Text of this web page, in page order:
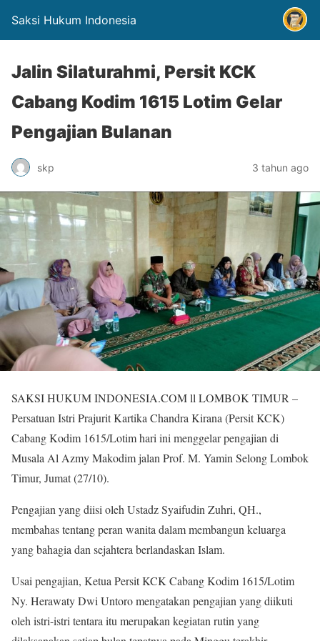
Saksi Hukum Indonesia
Jalin Silaturahmi, Persit KCK
Cabang Kodim 1615 Lotim Gelar
Pengajian Bulanan
skp 3 tahun ago
SAKSI HUKUM INDONESIA.COM ll LOMBOK TIMUR –
Persatuan Istri Prajurit Kartika Chandra Kirana (Persit KCK)
Cabang Kodim 1615/Lotim hari ini menggelar pengajian di
Musala Al Azmy Makodim jalan Prof. M. Yamin Selong Lombok
Timur, Jumat (27/10).
Pengajian yang diisi oleh Ustadz Syaifudin Zuhri, QH.,
membahas tentang peran wanita dalam membangun keluarga
yang bahagia dan sejahtera berlandaskan Islam.
Usai pengajian, Ketua Persit KCK Cabang Kodim 1615/Lotim
Ny. Herawaty Dwi Untoro mengatakan pengajian yang diikuti
oleh istri-istri tentara itu merupakan kegiatan rutin yang